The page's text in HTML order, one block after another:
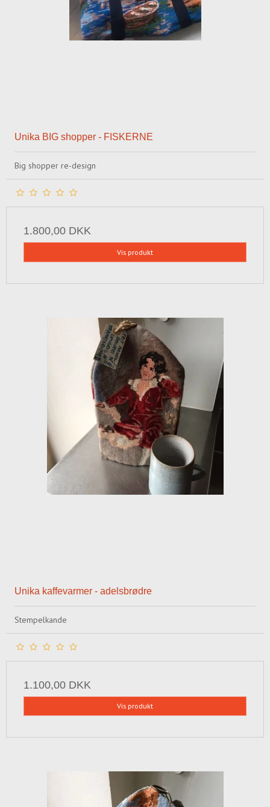
Unika BIG shopper - FISKERNE
Big shopper re-design
1.800,00 DKK
Vis produkt
Unika kaffevarmer - adelsbrødre
Stempelkande
1.100,00 DKK
Vis produkt